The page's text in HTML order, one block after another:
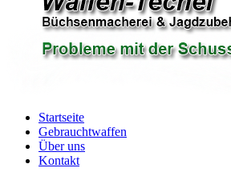
Startseite
Gebrauchtwaffen
Über uns
Kontakt